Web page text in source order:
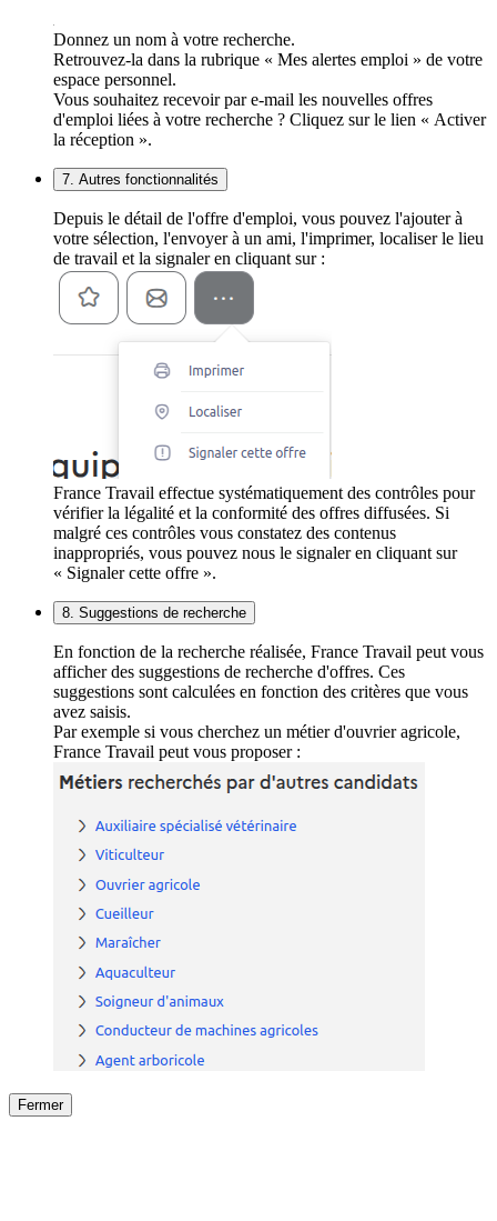
Donnez un nom à votre recherche.
Retrouvez-la dans la rubrique « Mes alertes emploi » de votre
espace personnel.
Vous souhaitez recevoir par e-mail les nouvelles offres
d'emploi liées à votre recherche ? Cliquez sur le lien « Activer
la réception ».
7. Autres fonctionnalités
Depuis le détail de l'offre d'emploi, vous pouvez l'ajouter à
votre sélection, l'envoyer à un ami, l'imprimer, localiser le lieu
de travail et la signaler en cliquant sur :
France Travail effectue systématiquement des contrôles pour
vérifier la légalité et la conformité des offres diffusées. Si
malgré ces contrôles vous constatez des contenus
inappropriés, vous pouvez nous le signaler en cliquant sur
« Signaler cette offre ».
8. Suggestions de recherche
En fonction de la recherche réalisée, France Travail peut vous
afficher des suggestions de recherche d'offres. Ces
suggestions sont calculées en fonction des critères que vous
avez saisis.
Par exemple si vous cherchez un métier d'ouvrier agricole,
France Travail peut vous proposer :
Fermer